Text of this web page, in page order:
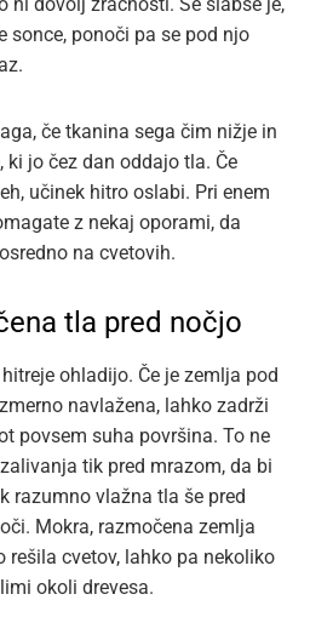
sonce, ponoči pa se pod njo
če tkanina sega čim nižje in
ki jo čez dan oddajo tla. Če
učinek hitro oslabi. Pri enem
z nekaj oporami, da
na cvetovih.
tla pred nočjo
ohladijo. Če je zemlja pod
navlažena, lahko zadrži
povsem suha površina. To ne
tik pred mrazom, da bi
razumno vlažna tla še pred
Mokra, razmočena zemlja
rešila cvetov, lahko pa nekoliko
okoli drevesa.